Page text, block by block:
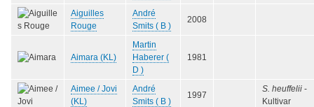
Aiguilles
Rouge
André
Smits ( B )
2008
Aimara (KL)
Martin
Haberer (
D )
1981
Aimee / Jovi
(KL)
André
Smits ( B )
1997
S. heuffelii -
Kultivar